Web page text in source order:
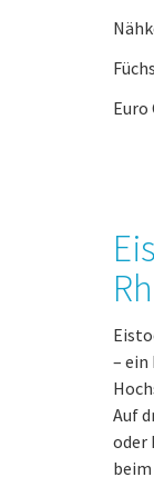
Euro
–
Auf
oder